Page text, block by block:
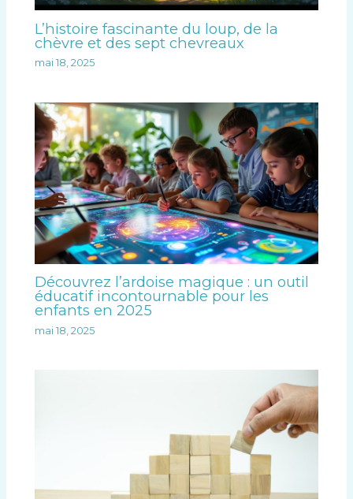
L’histoire fascinante du loup, de la
chèvre et des sept chevreaux
mai 18, 2025
Découvrez l’ardoise magique : un outil
éducatif incontournable pour les
enfants en 2025
mai 18, 2025